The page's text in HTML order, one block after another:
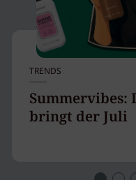
TRENDS
Summervibes:
bringt der Juli